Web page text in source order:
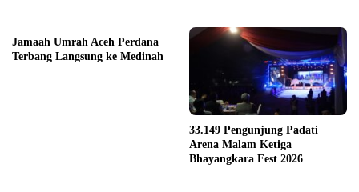
Jamaah Umrah Aceh Perdana
Terbang Langsung ke Medinah
33.149 Pengunjung Padati
Arena Malam Ketiga
Bhayangkara Fest 2026